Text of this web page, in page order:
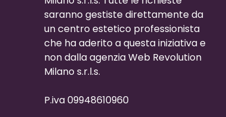
saranno gestiste direttamente da
un centro estetico professionista
che ha aderito a questa iniziativa e
non dalla agenzia Web Revolution
Milano s.r.l.s.
P.iva 09948610960